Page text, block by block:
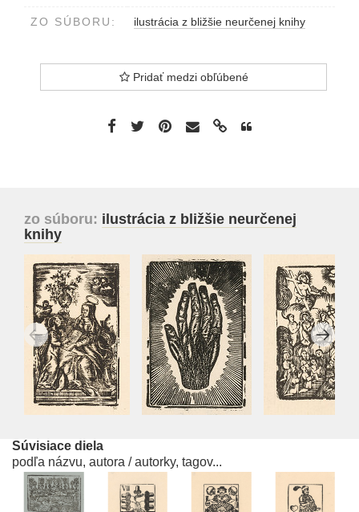
ZO SÚBORU: ilustrácia z bližšie neurčenej knihy
Pridať medzi obľúbené
zo súboru: ilustrácia z bližšie neurčenej
knihy
Súvisiace diela
podľa názvu, autora / autorky, tagov...